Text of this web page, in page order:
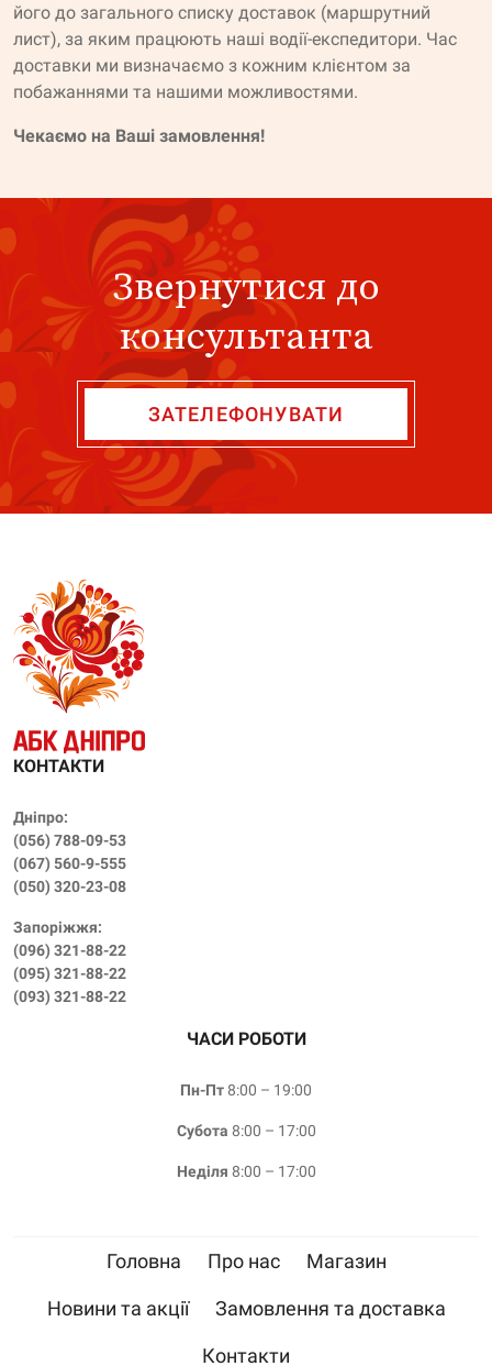
його до загального списку доставок (маршрутний
лист), за яким працюють наші водії-експедитори. Час
доставки ми визначаємо з кожним клієнтом за
побажаннями та нашими можливостями.
Чекаємо на Ваші замовлення!
Звернутися до
консультанта
ЗАТЕЛЕФОНУВАТИ
КОНТАКТИ
Дніпро:
(056) 788-09-53
(‎067) 560-9-555
(‎050) 320-23-08
Запоріжжя:
(096) 321-88-22
(095) 321-88-22
(093) 321-88-22
ЧАСИ РОБОТИ
Пн-Пт8:00 – 19:00
Субота 8:00 – 17:00
Неділя 8:00 – 17:00
Головна Про нас Магазин
Новини та акції Замовлення та доставка
Контакти